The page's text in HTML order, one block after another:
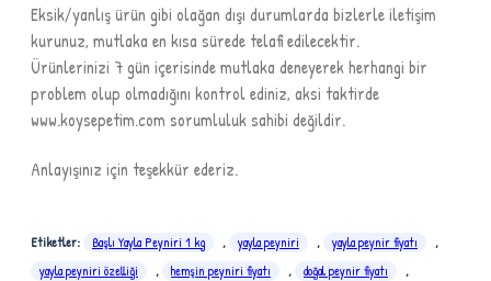
Eksik/yanlış ürün gibi olağan dışı durumlarda bizlerle iletişim
kurunuz, mutlaka en kısa sürede telafi edilecektir.
Ürünlerinizi 7 gün içerisinde mutlaka deneyerek herhangi bir
problem olup olmadığını kontrol ediniz, aksi taktirde
www.koysepetim.com sorumluluk sahibi değildir.
Anlayışınız için teşekkür ederiz.
Etiketler: Başlı Yayla Peyniri 1 kg , yayla peyniri , yayla peynir fiyatı
,
yayla peyniri özelliği
, hemşin peyniri fiyatı , doğal peynir fiyatı
,